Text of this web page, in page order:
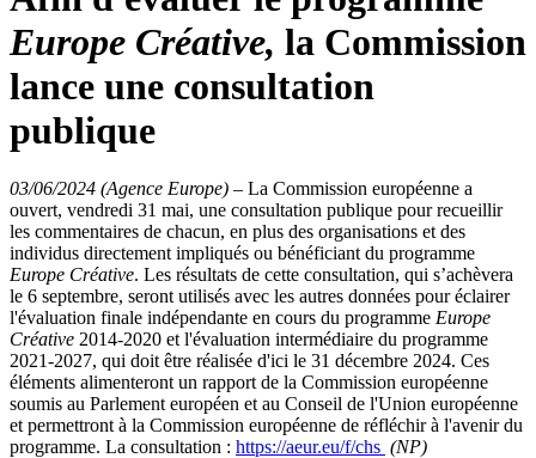
Europe Créative, la Commission
lance une consultation
publique
03/06/2024 (Agence Europe) – La Commission européenne a
ouvert, vendredi 31 mai, une consultation publique pour recueillir
les commentaires de chacun, en plus des organisations et des
individus directement impliqués ou bénéficiant du programme
Europe Créative. Les résultats de cette consultation, qui s’achèvera
le 6 septembre, seront utilisés avec les autres données pour éclairer
l'évaluation finale indépendante en cours du programme Europe
Créative 2014-2020 et l'évaluation intermédiaire du programme
2021-2027, qui doit être réalisée d'ici le 31 décembre 2024. Ces
éléments alimenteront un rapport de la Commission européenne
soumis au Parlement européen et au Conseil de l'Union européenne
et permettront à la Commission européenne de réfléchir à l'avenir du
programme. La consultation : https://aeur.eu/f/chs (NP)